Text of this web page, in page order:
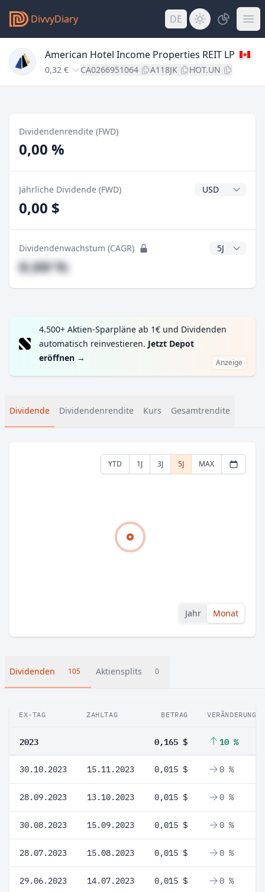
DivvyDiary DE
American Hotel Income Properties REIT LP
0,32 € CA0266951064 A118JK HOT.UN
Dividendenrendite (FWD)
0,00 %
Jährliche Dividende (FWD)
0,00 $
Dividendenwachstum (CAGR) CAGR Jahre
#,## %
4.500+ Aktien-Sparpläne ab 1€ und Dividenden
automatisch reinvestieren. Jetzt Depot
eröffnen → Anzeige
Dividende Dividendenrendite Kurs Gesamtrendite
YTD 1J 3J 5J MAX
Jahr Monat
Dividenden 105 Aktiensplits 0
EX-TAG ZAHLTAG BETRAG VERÄNDERUNG
2023 0,165 $ 10 %
30.10.2023 15.11.2023 0,015 $ 0 %
28.09.2023 13.10.2023 0,015 $ 0 %
30.08.2023 15.09.2023 0,015 $ 0 %
28.07.2023 15.08.2023 0,015 $ 0 %
29.06.2023 14.07.2023 0,015 $ 0 %